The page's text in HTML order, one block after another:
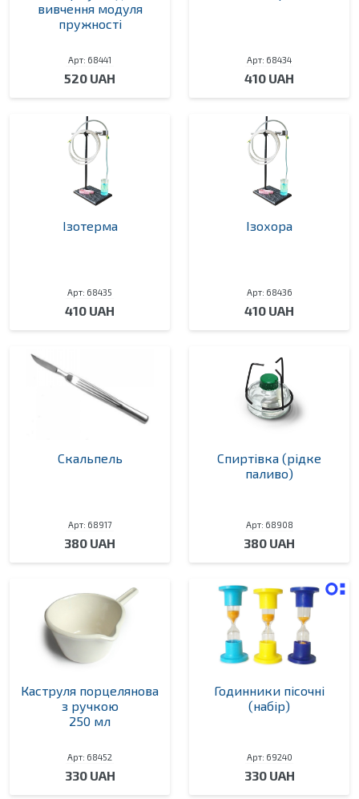
вивчення модуля
пружності
Арт: 68441
520 UAH
Арт: 68434
410 UAH
Ізотерма
Арт: 68435
410 UAH
Ізохора
Арт: 68436
410 UAH
Скальпель
Арт: 68917
380 UAH
Спиртівка (рідке
паливо)
Арт: 68908
380 UAH
Каструля порцелянова
з ручкою
250 мл
Арт: 68452
330 UAH
Годинники пісочні
(набір)
Арт: 69240
330 UAH